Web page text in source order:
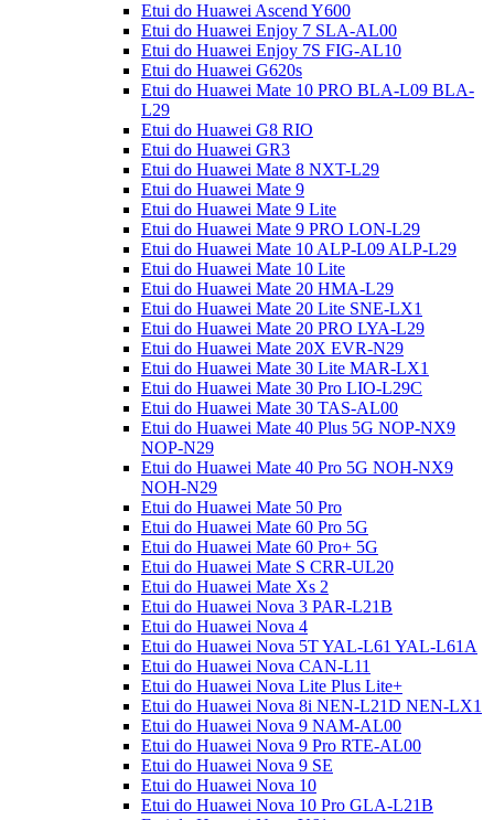
Etui do Huawei Ascend Y600
Etui do Huawei Enjoy 7 SLA-AL00
Etui do Huawei Enjoy 7S FIG-AL10
Etui do Huawei G620s
Etui do Huawei Mate 10 PRO BLA-L09 BLA-
L29
Etui do Huawei G8 RIO
Etui do Huawei GR3
Etui do Huawei Mate 8 NXT-L29
Etui do Huawei Mate 9
Etui do Huawei Mate 9 Lite
Etui do Huawei Mate 9 PRO LON-L29
Etui do Huawei Mate 10 ALP-L09 ALP-L29
Etui do Huawei Mate 10 Lite
Etui do Huawei Mate 20 HMA-L29
Etui do Huawei Mate 20 Lite SNE-LX1
Etui do Huawei Mate 20 PRO LYA-L29
Etui do Huawei Mate 20X EVR-N29
Etui do Huawei Mate 30 Lite MAR-LX1
Etui do Huawei Mate 30 Pro LIO-L29C
Etui do Huawei Mate 30 TAS-AL00
Etui do Huawei Mate 40 Plus 5G NOP-NX9
NOP-N29
Etui do Huawei Mate 40 Pro 5G NOH-NX9
NOH-N29
Etui do Huawei Mate 50 Pro
Etui do Huawei Mate 60 Pro 5G
Etui do Huawei Mate 60 Pro+ 5G
Etui do Huawei Mate S CRR-UL20
Etui do Huawei Mate Xs 2
Etui do Huawei Nova 3 PAR-L21B
Etui do Huawei Nova 4
Etui do Huawei Nova 5T YAL-L61 YAL-L61A
Etui do Huawei Nova CAN-L11
Etui do Huawei Nova Lite Plus Lite+
Etui do Huawei Nova 8i NEN-L21D NEN-LX1
Etui do Huawei Nova 9 NAM-AL00
Etui do Huawei Nova 9 Pro RTE-AL00
Etui do Huawei Nova 9 SE
Etui do Huawei Nova 10
Etui do Huawei Nova 10 Pro GLA-L21B